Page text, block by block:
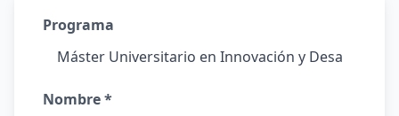
Programa
Nombre *